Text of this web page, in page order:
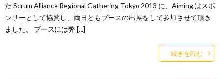
た Scrum Alliance Regional Gathering Tokyo 2013 に、Aiming はスポ
ンサーとして協賛し、両日ともブースの出展をして参加させて頂き
ました。 ブースには弊 […]
続きを読む